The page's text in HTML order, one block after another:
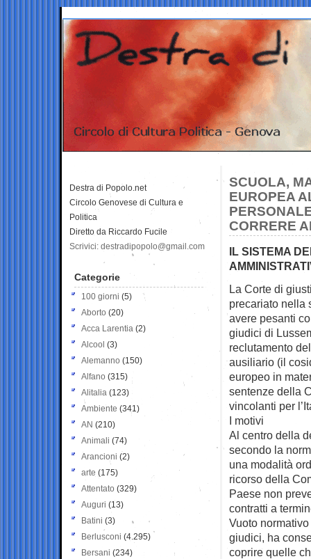
SCUOLA,
EUROPEA
CORRERE
IL SISTEMA
La Corte di
precariato nella
avere pesanti
giudici di
reclutamento
ausiliario (il
europeo in
sentenze della
vincolanti per
I motivi
Al centro della
secondo la
una modalità
ricorso della
Paese non
contratti a
Vuoto
giudici, ha
coprire quelle
Destra di Popolo.net
Circolo Genovese di Cultura e
Politica
Diretto da Riccardo Fucile
Scrivici: destradipopolo@gmail.com
Categorie
100 giorni (5)
Aborto (20)
Acca Larentia (2)
Alcool (3)
Alemanno (150)
Alfano (315)
Alitalia (123)
Ambiente (341)
AN (210)
Animali (74)
Arancioni (2)
arte (175)
Attentato (329)
Auguri (13)
Batini (3)
Berlusconi (4.295)
Bersani (234)